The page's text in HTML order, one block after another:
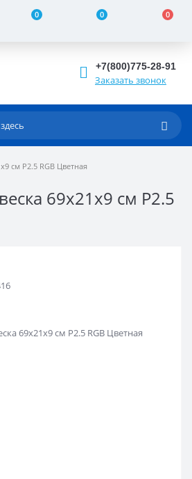
0 0 0
+7(800)775-28-91
Заказать звонок
см Р2.5 RGB Цветная
69x21x9 см Р2.5